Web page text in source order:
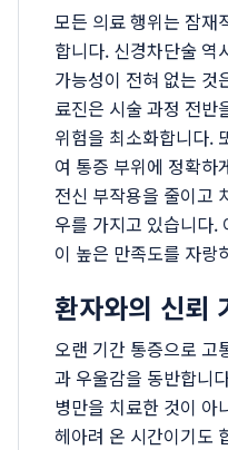
모든 의료 행위는 잠재
합니다. 신경차단술 역
가능성이 전혀 없는 것
료진은 시술 과정 전반
위험을 최소화합니다.
여 통증 부위에 정확하
전신 부작용을 줄이고
우를 가지고 있습니다.
이 높은 만족도를 자랑
환자와의 신뢰
오랜 기간 통증으로 고
과 우울감을 동반합니
병만을 치료한 것이 아
헤아려 온 시간이기도